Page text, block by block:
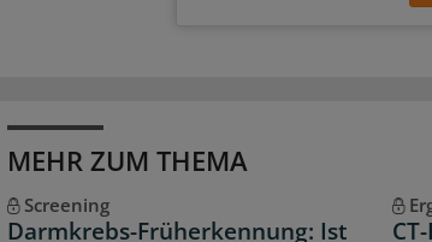
MEHR ZUM THEMA
Screening
Darmkrebs-Früherkennung: Ist